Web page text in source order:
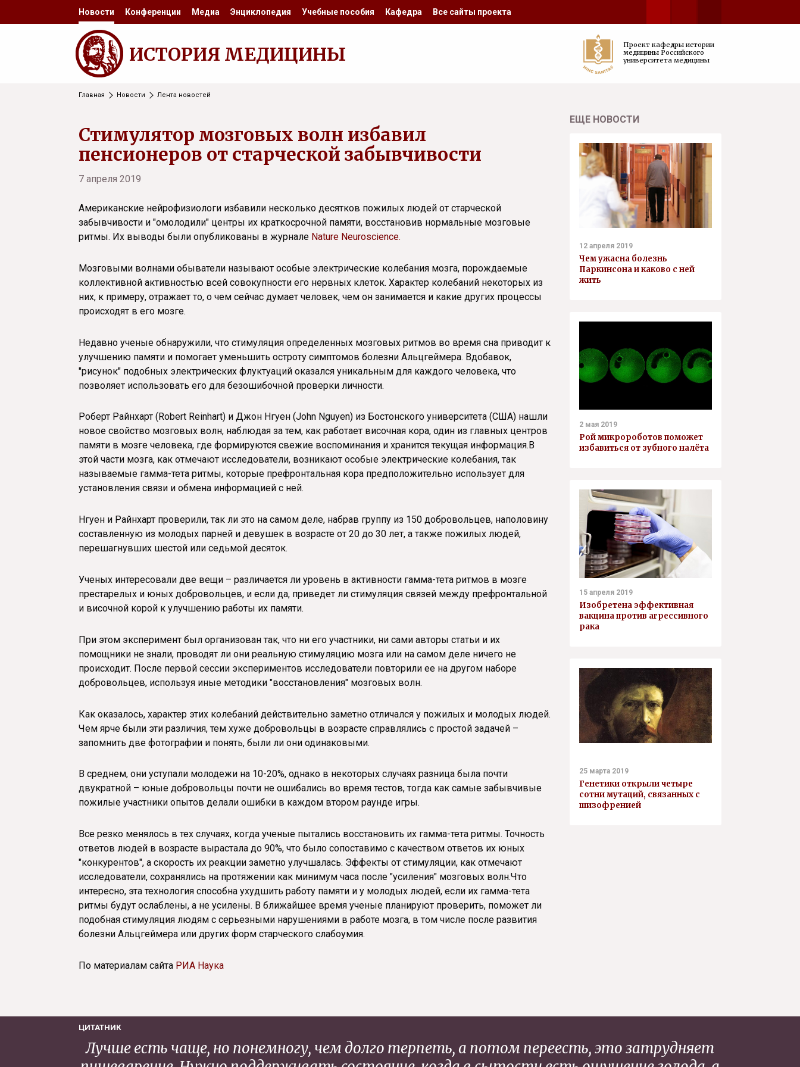
Новости Конференции Медиа Энциклопедия Учебные пособия Кафедра Все сайты проекта
ИСТОРИЯ МЕДИЦИНЫ
Проект кафедры истории
медицины Российского
университета медицины
Главная Новости Лента новостей
Стимулятор мозговых волн избавил
пенсионеров от старческой забывчивости
7 апреля 2019
Американские нейрофизиологи избавили несколько десятков пожилых людей от старческой
забывчивости и "омолодили" центры их краткосрочной памяти, восстановив нормальные мозговые
ритмы. Их выводы были опубликованы в журнале Nature Neuroscience.
Мозговыми волнами обыватели называют особые электрические колебания мозга, порождаемые
коллективной активностью всей совокупности его нервных клеток. Характер колебаний некоторых из
них, к примеру, отражает то, о чем сейчас думает человек, чем он занимается и какие других процессы
происходят в его мозге.
Недавно ученые обнаружили, что стимуляция определенных мозговых ритмов во время сна приводит к
улучшению памяти и помогает уменьшить остроту симптомов болезни Альцгеймера. Вдобавок,
"рисунок" подобных электрических флуктуаций оказался уникальным для каждого человека, что
позволяет использовать его для безошибочной проверки личности.
Роберт Райнхарт (Robert Reinhart) и Джон Нгуен (John Nguyen) из Бостонского университета (США) нашли
новое свойство мозговых волн, наблюдая за тем, как работает височная кора, один из главных центров
памяти в мозге человека, где формируются свежие воспоминания и хранится текущая информация.В
этой части мозга, как отмечают исследователи, возникают особые электрические колебания, так
называемые гамма-тета ритмы, которые префронтальная кора предположительно использует для
установления связи и обмена информацией с ней.
Нгуен и Райнхарт проверили, так ли это на самом деле, набрав группу из 150 добровольцев, наполовину
составленную из молодых парней и девушек в возрасте от 20 до 30 лет, а также пожилых людей,
перешагнувших шестой или седьмой десяток.
Ученых интересовали две вещи – различается ли уровень в активности гамма-тета ритмов в мозге
престарелых и юных добровольцев, и если да, приведет ли стимуляция связей между префронтальной
и височной корой к улучшению работы их памяти.
При этом эксперимент был организован так, что ни его участники, ни сами авторы статьи и их
помощники не знали, проводят ли они реальную стимуляцию мозга или на самом деле ничего не
происходит. После первой сессии экспериментов исследователи повторили ее на другом наборе
добровольцев, используя иные методики "восстановления" мозговых волн.
Как оказалось, характер этих колебаний действительно заметно отличался у пожилых и молодых людей.
Чем ярче были эти различия, тем хуже добровольцы в возрасте справлялись с простой задачей –
запомнить две фотографии и понять, были ли они одинаковыми.
В среднем, они уступали молодежи на 10-20%, однако в некоторых случаях разница была почти
двукратной – юные добровольцы почти не ошибались во время тестов, тогда как самые забывчивые
пожилые участники опытов делали ошибки в каждом втором раунде игры.
Все резко менялось в тех случаях, когда ученые пытались восстановить их гамма-тета ритмы. Точность
ответов людей в возрасте вырастала до 90%, что было сопоставимо с качеством ответов их юных
"конкурентов", а скорость их реакции заметно улучшалась. Эффекты от стимуляции, как отмечают
исследователи, сохранялись на протяжении как минимум часа после "усиления" мозговых волн.Что
интересно, эта технология способна ухудшить работу памяти и у молодых людей, если их гамма-тета
ритмы будут ослаблены, а не усилены. В ближайшее время ученые планируют проверить, поможет ли
подобная стимуляция людям с серьезными нарушениями в работе мозга, в том числе после развития
болезни Альцгеймера или других форм старческого слабоумия.
По материалам сайта РИА Наука
ЕЩЕ НОВОСТИ
12 апреля 2019
Чем ужасна болезнь
Паркинсона и каково с ней
жить
2 мая 2019
Рой микророботов поможет
избавиться от зубного налёта
15 апреля 2019
Изобретена эффективная
вакцина против агрессивного
рака
25 марта 2019
Генетики открыли четыре
сотни мутаций, связанных с
шизофренией
ЦИТАТНИК
Лучше есть чаще, но понемногу, чем долго терпеть, а потом переесть, это затрудняет